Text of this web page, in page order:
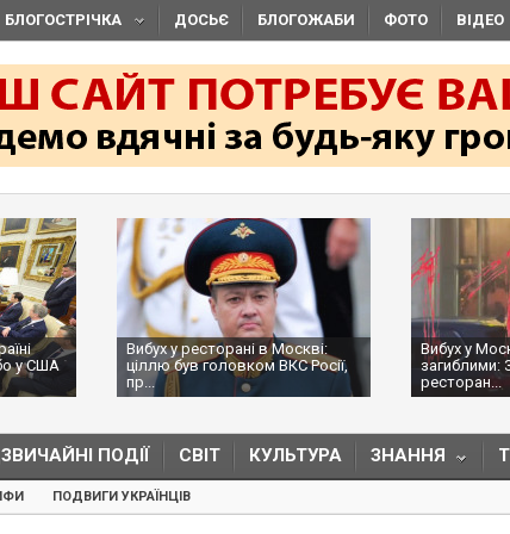
БЛОГОСТРІЧКА ДОСЬЄ БЛОГОЖАБИ ФОТО ВІДЕО
у США
Вибух у ресторані в Москві:
ціллю був головком ВКС Росії,
пр...
Вибух у
загиблими:
ресторан...
ПОДІЇ СВІТ КУЛЬТУРА ЗНАННЯ
ПОДВИГИ УКРАЇНЦІВ